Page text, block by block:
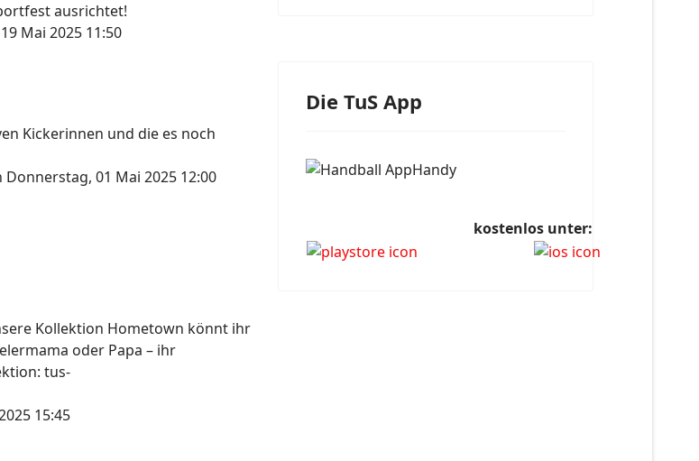
ausrichtet!
Mai 2025 11:50
Kickerinnen und die es noch
Donnerstag, 01 Mai 2025 12:00
Kollektion Hometown könnt ihr
oder Papa – ihr
tus-
15:45
Die TuS App
kostenlos unter: